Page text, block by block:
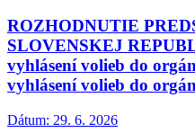
ROZHODNUTIE
SLOVENSKEJ
vyhlásení volieb do
vyhlásení volieb do
Dátum: 29. 6. 2026